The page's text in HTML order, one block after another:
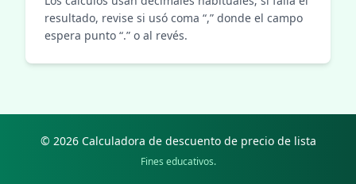
resultado, revise si usó coma “,” donde el campo
espera punto “.” o al revés.
© 2026 Calculadora de descuento de precio de lista
Fines educativos.